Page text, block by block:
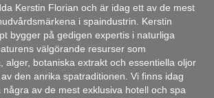
Kerstin Florian och är idag ett av de mest
i spaindustrin. Kerstin
bygger på gedigen expertis i naturliga
välgörande resurser som
alger, botaniska extrakt och essentiella oljor
den anrika spatraditionen. Vi finns idag
av de mest exklusiva hotell och spa